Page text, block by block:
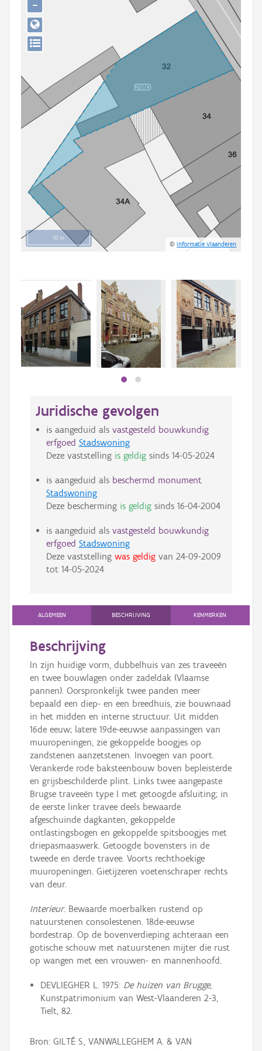
Persoon of collectief
Downloads
Aanmelden
10 m
©Informatie Vlaanderen
−
Juridische gevolgen
is aangeduid als vastgesteld bouwkundig
erfgoed Stadswoning
Deze vaststelling is geldigsinds 14-05-2024
is aangeduid als beschermd monument
Stadswoning
Deze bescherming is geldigsinds 16-04-2004
is aangeduid als vastgesteld bouwkundig
erfgoed Stadswoning
Deze vaststelling was geldigvan 24-09-2009
tot 14-05-2024
ALGEMEEN BESCHRIJVING KENMERKEN
Beschrijving
In zijn huidige vorm, dubbelhuis van zes traveeën
en twee bouwlagen onder zadeldak (Vlaamse
pannen). Oorspronkelijk twee panden meer
bepaald een diep- en een breedhuis, zie bouwnaad
in het midden en interne structuur. Uit midden
16de eeuw; latere 19de-eeuwse aanpassingen van
muuropeningen, zie gekoppelde boogjes op
zandstenen aanzetstenen. Invoegen van poort.
Verankerde rode baksteenbouw boven bepleisterde
en grijsbeschilderde plint. Links twee aangepaste
Brugse traveeën type I met getoogde afsluiting; in
de eerste linker travee deels bewaarde
afgeschuinde dagkanten, gekoppelde
ontlastingsbogen en gekoppelde spitsboogjes met
driepasmaaswerk. Getoogde bovensters in de
tweede en derde travee. Voorts rechthoekige
muuropeningen. Gietijzeren voetenschraper rechts
van deur.
Interieur. Bewaarde moerbalken rustend op
natuurstenen consolestenen. 18de-eeuwse
bordestrap. Op de bovenverdieping achteraan een
gotische schouw met natuurstenen mijter die rust
op wangen met een vrouwen- en mannenhoofd.
DEVLIEGHER L. 1975: De huizen van Brugge,
Kunstpatrimonium van West-Vlaanderen 2-3,
Tielt, 82.
Bron: GILTÉ S., VANWALLEGHEM A. & VAN